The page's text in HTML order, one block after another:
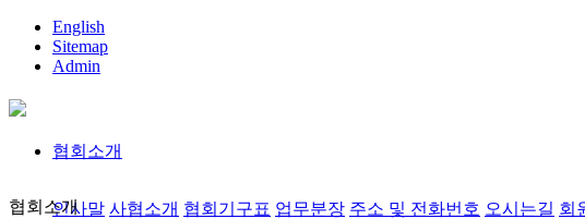
English
Sitemap
Admin
협회소개
인사말 사협소개 협회기구표 업무분장 주소 및 전화번호 오시는길 회
협회소개